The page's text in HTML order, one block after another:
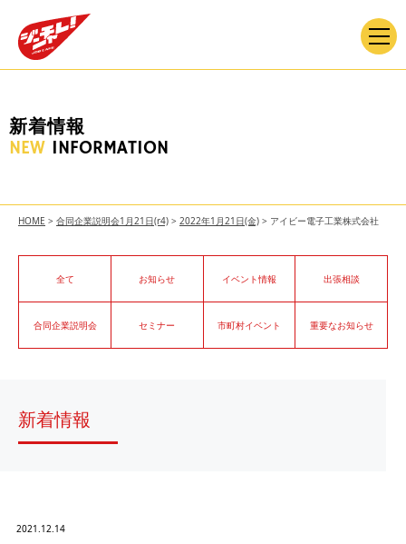
新着情報
NEW INFORMATION
HOME > 合同企業説明会1月21日(r4) > 2022年1月21日(金) > アイビー電子工業株式会社
全て お知らせ イベント情報 出張相談
合同企業説明会 セミナー 市町村イベント 重要なお知らせ
新着情報
2021.12.14